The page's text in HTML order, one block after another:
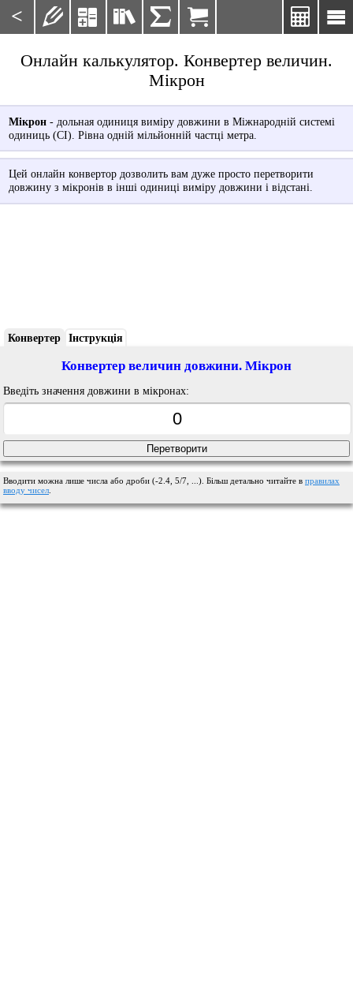
< 

    
Онлайн калькулятор. Конвертер величин.
Мікрон
Мікрон- дольная одиниця виміру довжини в Міжнародній системі
одиниць (СІ). Рівна одній мільйонній частці метра.
Цей онлайн конвертор дозволить вам дуже просто перетворити
довжину з мікронів в інші одиниці виміру довжини і відстані.
Конвертер Інструкція
Конвертер величин довжини. Мікрон
Введіть значення довжини в мікронах:
Вводити можна лише числа або дроби (-2.4, 5/7, ...). Більш детально читайте в правилах
вводу чисел